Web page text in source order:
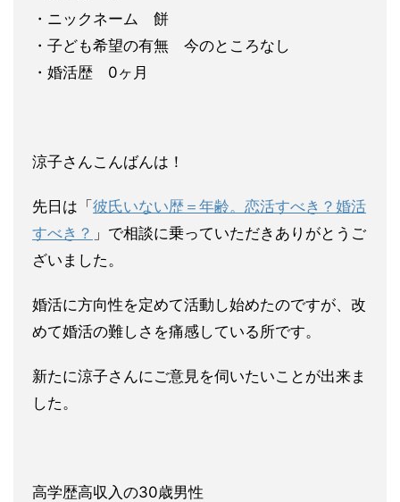
・ニックネーム 餅
・子ども希望の有無 今のところなし
・婚活歴 0ヶ月
涼子さんこんばんは！
先日は「 彼氏いない歴＝年齢。恋活すべき？婚活
すべき？ 」で相談に乗っていただきありがとうご
ざいました。
婚活に方向性を定めて活動し始めたのですが、改
めて婚活の難しさ を痛感している所です。
新たに涼子さんにご意見を伺いたいことが出来ま
した。
高学歴高収入の30歳男性